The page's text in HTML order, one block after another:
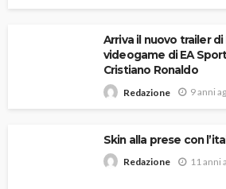
Arriva il nuovo trailer di
videogame di EA
Cristiano Ronaldo
Redazione 9 anni
Skin alla prese con
Redazione 11 anni